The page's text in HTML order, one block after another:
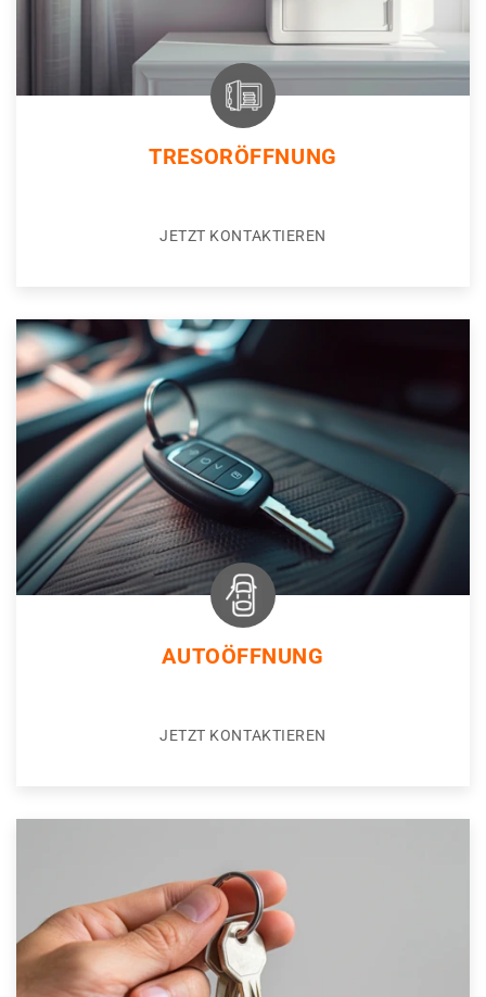
TRESORÖFFNUNG
JETZT KONTAKTIEREN
AUTOÖFFNUNG
JETZT KONTAKTIEREN